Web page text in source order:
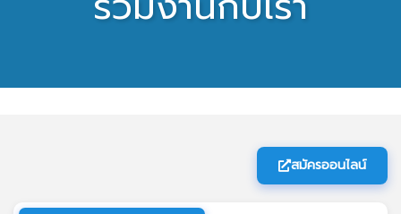
สมัครออนไลน์